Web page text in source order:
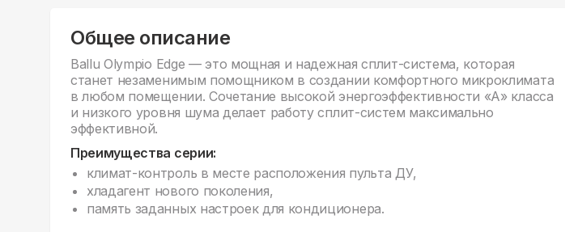
Общее описание
Ballu Olympio Edge — это мощная и надежная сплит-система, которая
станет незаменимым помощником в создании комфортного микроклимата
в любом помещении. Сочетание высокой энергоэффективности «А» класса
и низкого уровня шума делает работу сплит-систем максимально
эффективной.
Преимущества серии:
климат-контроль в месте расположения пульта ДУ,
хладагент нового поколения,
память заданных настроек для кондиционера.